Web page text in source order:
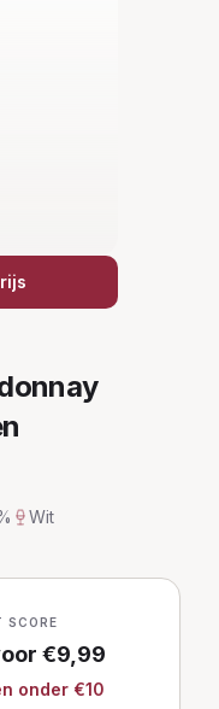
Wit
SCORE
€9,99
onder €10